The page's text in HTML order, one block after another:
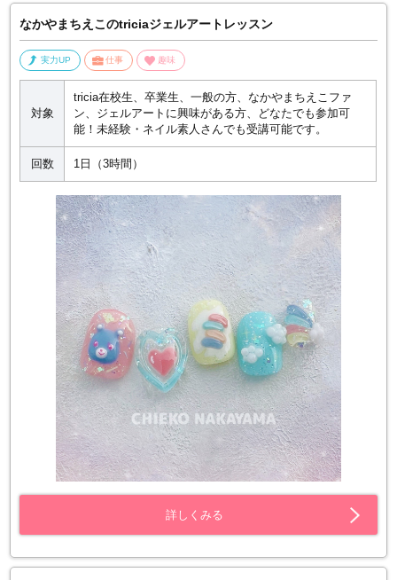
なかやまちえこのtriciaジェルアートレッスン
実力UP 仕事 趣味
対象
tricia在校生、卒業生、一般の方、なかやまちえこファ
ン、ジェルアートに興味がある方、どなたでも参加可
能！未経験・ネイル素人さんでも受講可能です。
回数 1日（3時間）
詳しくみる